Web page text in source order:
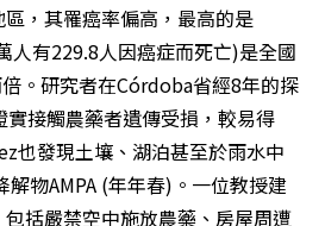
，其罹癌率偏高，最高的是
人有229.8人因癌症而死亡)是全國
。研究者在Córdoba省經8年的探
接觸農藥者遺傳受損，較易得
也發現土壤、湖泊甚至於雨水中
物AMPA (年年春)。一位教授建
括嚴禁空中施放農藥、房屋周遭